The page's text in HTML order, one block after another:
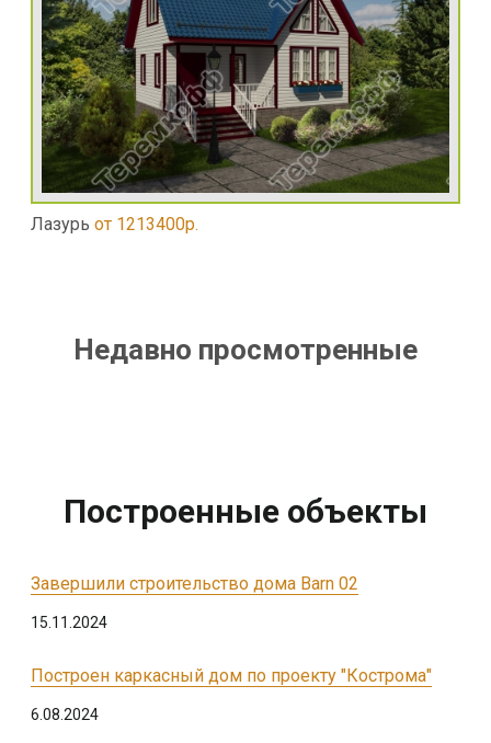
Лазурь от 1213400р.
Недавно просмотренные
Построенные объекты
Завершили строительство дома Barn 02
15.11.2024
Построен каркасный дом по проекту "Кострома"
6.08.2024